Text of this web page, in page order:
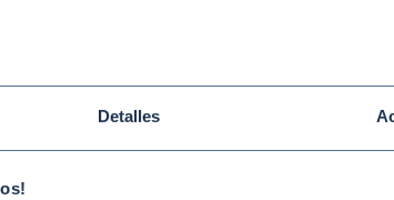
Detalles
están interactuando con un sistema IA
y que sea posible detectar que ha sido